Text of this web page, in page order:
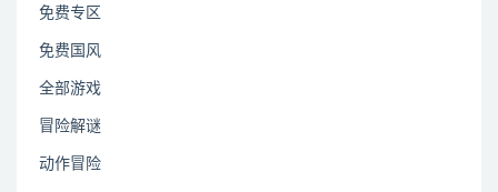
免费专区
免费国风
全部游戏
冒险解谜
动作冒险